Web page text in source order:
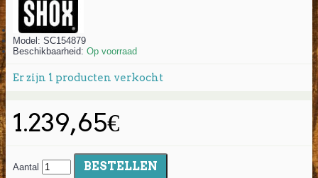
Model: SC154879
Beschikbaarheid: Op voorraad
Er zijn 1 producten verkocht
1.239,65€
Aantal BESTELLEN